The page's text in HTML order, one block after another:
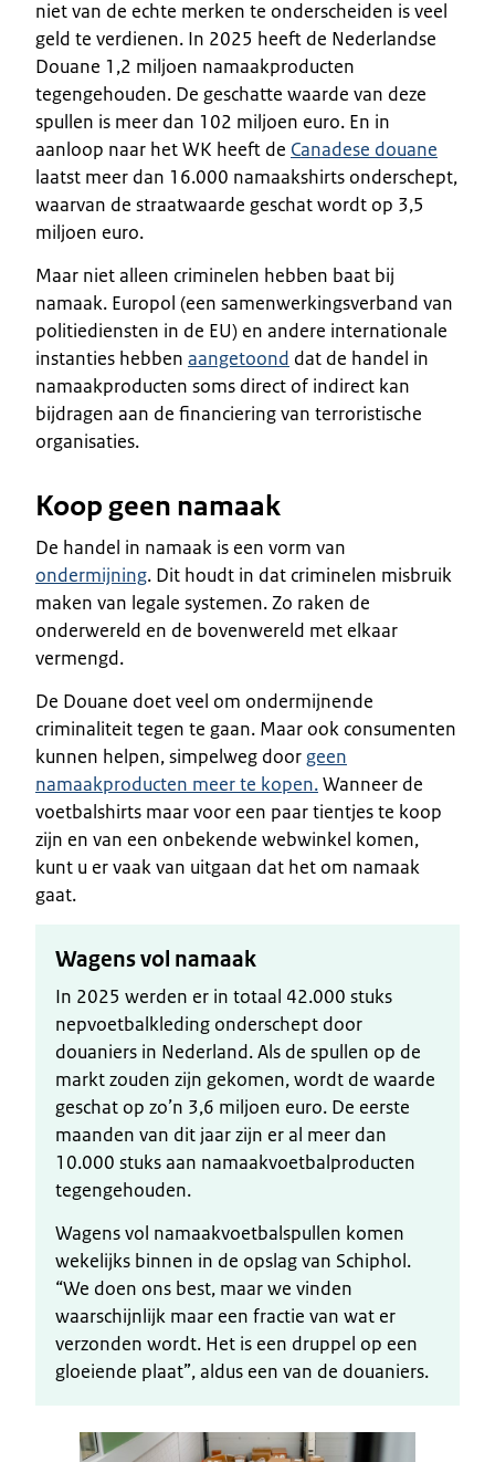
niet van de echte merken te onderscheiden is veel
geld te verdienen. In 2025 heeft de Nederlandse
Douane 1,2 miljoen namaakproducten
tegengehouden. De geschatte waarde van deze
spullen is meer dan 102 miljoen euro. En in
aanloop naar het WK heeft de Canadese douane
laatst meer dan 16.000 namaakshirts onderschept,
waarvan de straatwaarde geschat wordt op 3,5
miljoen euro.
Maar niet alleen criminelen hebben baat bij
namaak. Europol (een samenwerkingsverband van
politiediensten in de EU) en andere internationale
instanties hebben aangetoond dat de handel in
namaakproducten soms direct of indirect kan
bijdragen aan de financiering van terroristische
organisaties.
Koop geen namaak
De handel in namaak is een vorm van
ondermijning. Dit houdt in dat criminelen misbruik
maken van legale systemen. Zo raken de
onderwereld en de bovenwereld met elkaar
vermengd.
De Douane doet veel om ondermijnende
criminaliteit tegen te gaan. Maar ook consumenten
kunnen helpen, simpelweg door geen
namaakproducten meer te kopen.Wanneer de
voetbalshirts maar voor een paar tientjes te koop
zijn en van een onbekende webwinkel komen,
kunt u er vaak van uitgaan dat het om namaak
gaat.
Wagens vol namaak
In 2025 werden er in totaal 42.000 stuks
nepvoetbalkleding onderschept door
douaniers in Nederland. Als de spullen op de
markt zouden zijn gekomen, wordt de waarde
geschat op zo’n 3,6 miljoen euro. De eerste
maanden van dit jaar zijn er al meer dan
10.000 stuks aan namaakvoetbalproducten
tegengehouden.
Wagens vol namaakvoetbalspullen komen
wekelijks binnen in de opslag van Schiphol.
“We doen ons best, maar we vinden
waarschijnlijk maar een fractie van wat er
verzonden wordt. Het is een druppel op een
gloeiende plaat”, aldus een van de douaniers.